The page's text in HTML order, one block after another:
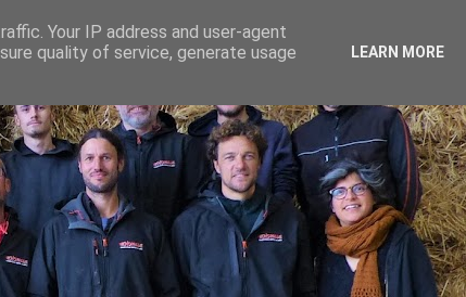
Your IP address and user-agent
quality of service, generate usage
LEARN MORE